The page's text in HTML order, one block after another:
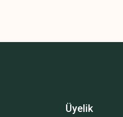
Üyelik